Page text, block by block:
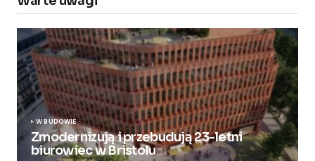
W BUDOWIE
Zmodernizują i przebudują 23-letni
biurowiec w Bristolu